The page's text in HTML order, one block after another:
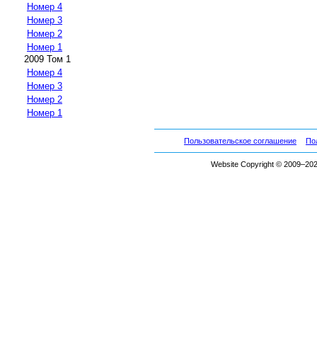
Номер 4
Номер 3
Номер 2
Номер 1
2009 Том 1
Номер 4
Номер 3
Номер 2
Номер 1
Пользовательское соглашение
Website Copyright ©